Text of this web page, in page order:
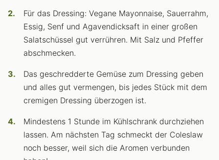
Für das Dressing: Vegane Mayonnaise, Sauerrahm,
Essig, Senf und Agavendicksaft in einer großen
Salatschüssel gut verrühren. Mit Salz und Pfeffer
abschmecken.
Das geschredderte Gemüse zum Dressing geben
und alles gut vermengen, bis jedes Stück mit dem
cremigen Dressing überzogen ist.
Mindestens 1 Stunde im Kühlschrank durchziehen
lassen. Am nächsten Tag schmeckt der Coleslaw
noch besser, weil sich die Aromen verbunden